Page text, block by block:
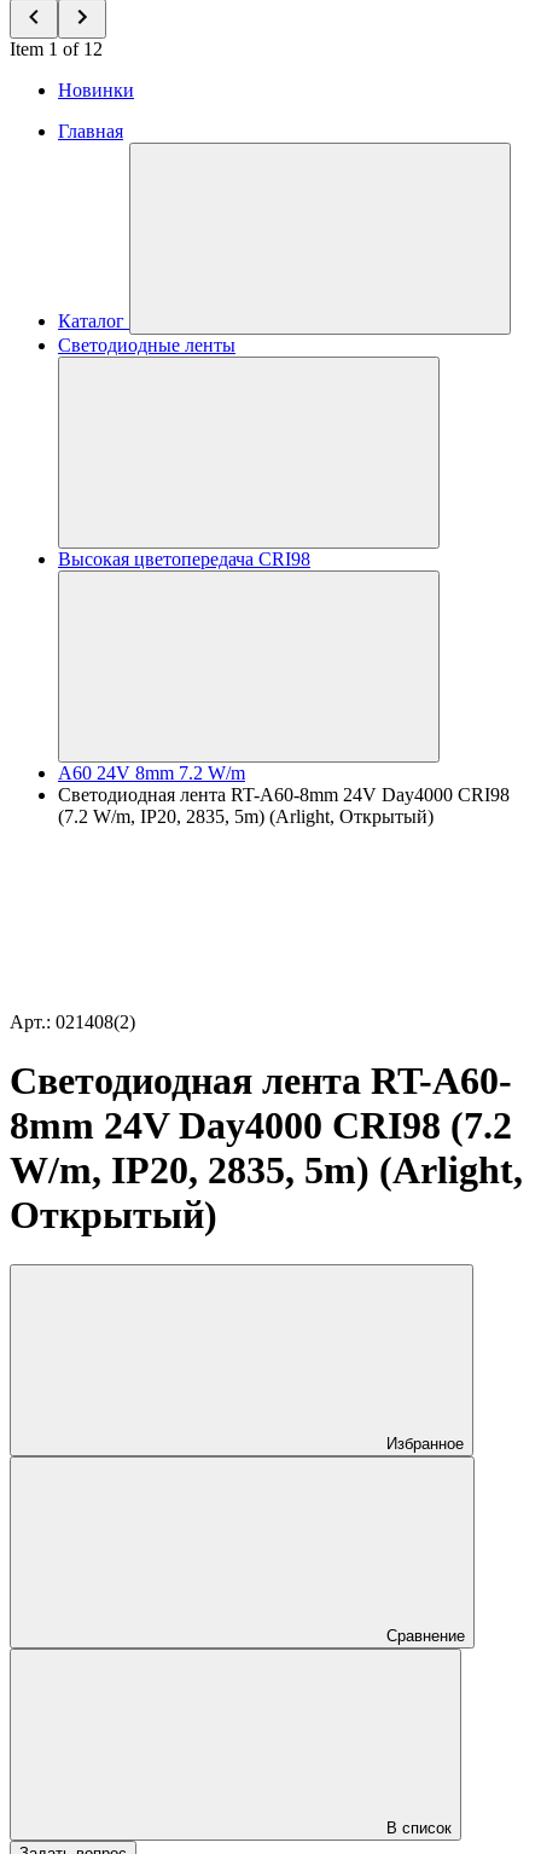
Item 1 of 12
Новинки
Главная
Каталог
Светодиодные ленты
Высокая цветопередача CRI98
A60 24V 8mm 7.2 W/m
Светодиодная лента RT-A60-8mm 24V Day4000 CRI98
(7.2 W/m, IP20, 2835, 5m) (Arlight, Открытый)
Арт.: 021408(2)
Светодиодная лента RT-A60-
8mm 24V Day4000 CRI98 (7.2
W/m, IP20, 2835, 5m) (Arlight,
Открытый)
Избранное
Сравнение
В список